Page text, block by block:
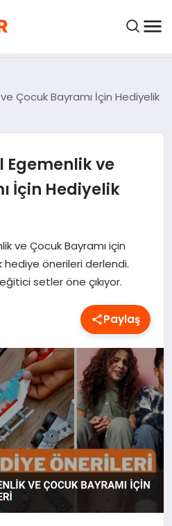
Çocuk Bayramı İçin Hediyelik
Egemenlik ve
İçin Hediyelik
ve Çocuk Bayramı için
önerileri derlendi.
setler öne çıkıyor.
Paylaş